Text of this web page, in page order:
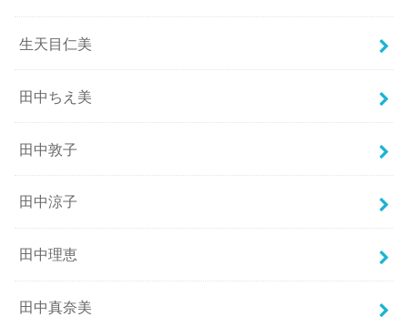
生天目仁美
田中ちえ美
田中敦子
田中涼子
田中理恵
田中真奈美